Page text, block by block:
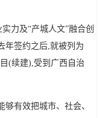
力及“产城人文”融合创
年签约之后,就被列为
(续建),受到广西自治
够有效把城市、社会、